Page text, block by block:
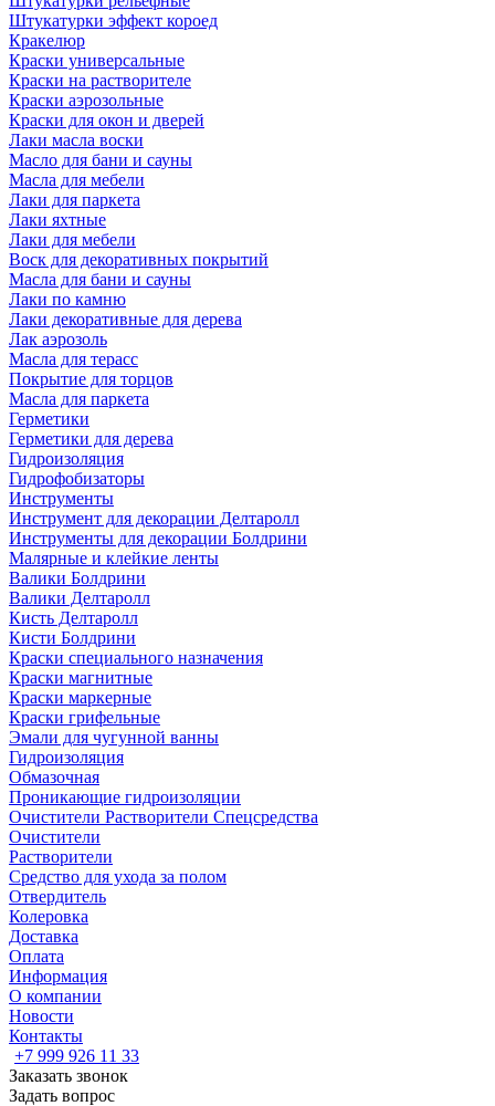
Штукатурки эффект короед
Кракелюр
Краски универсальные
Краски на растворителе
Краски аэрозольные
Краски для окон и дверей
Лаки масла воски
Масло для бани и сауны
Масла для мебели
Лаки для паркета
Лаки яхтные
Лаки для мебели
Воск для декоративных покрытий
Масла для бани и сауны
Лаки по камню
Лаки декоративные для дерева
Лак аэрозоль
Масла для терасс
Покрытие для торцов
Масла для паркета
Герметики
Герметики для дерева
Гидроизоляция
Гидрофобизаторы
Инструменты
Инструмент для декорации Делтаролл
Инструменты для декорации Болдрини
Малярные и клейкие ленты
Валики Болдрини
Валики Делтаролл
Кисть Делтаролл
Кисти Болдрини
Краски специального назначения
Краски магнитные
Краски маркерные
Краски грифельные
Эмали для чугунной ванны
Гидроизоляция
Обмазочная
Проникающие гидроизоляции
Очистители Растворители Спецсредства
Очистители
Растворители
Средство для ухода за полом
Отвердитель
Колеровка
Доставка
Оплата
Информация
О компании
Новости
Контакты
+7 999 926 11 33
Заказать звонок
Задать вопрос